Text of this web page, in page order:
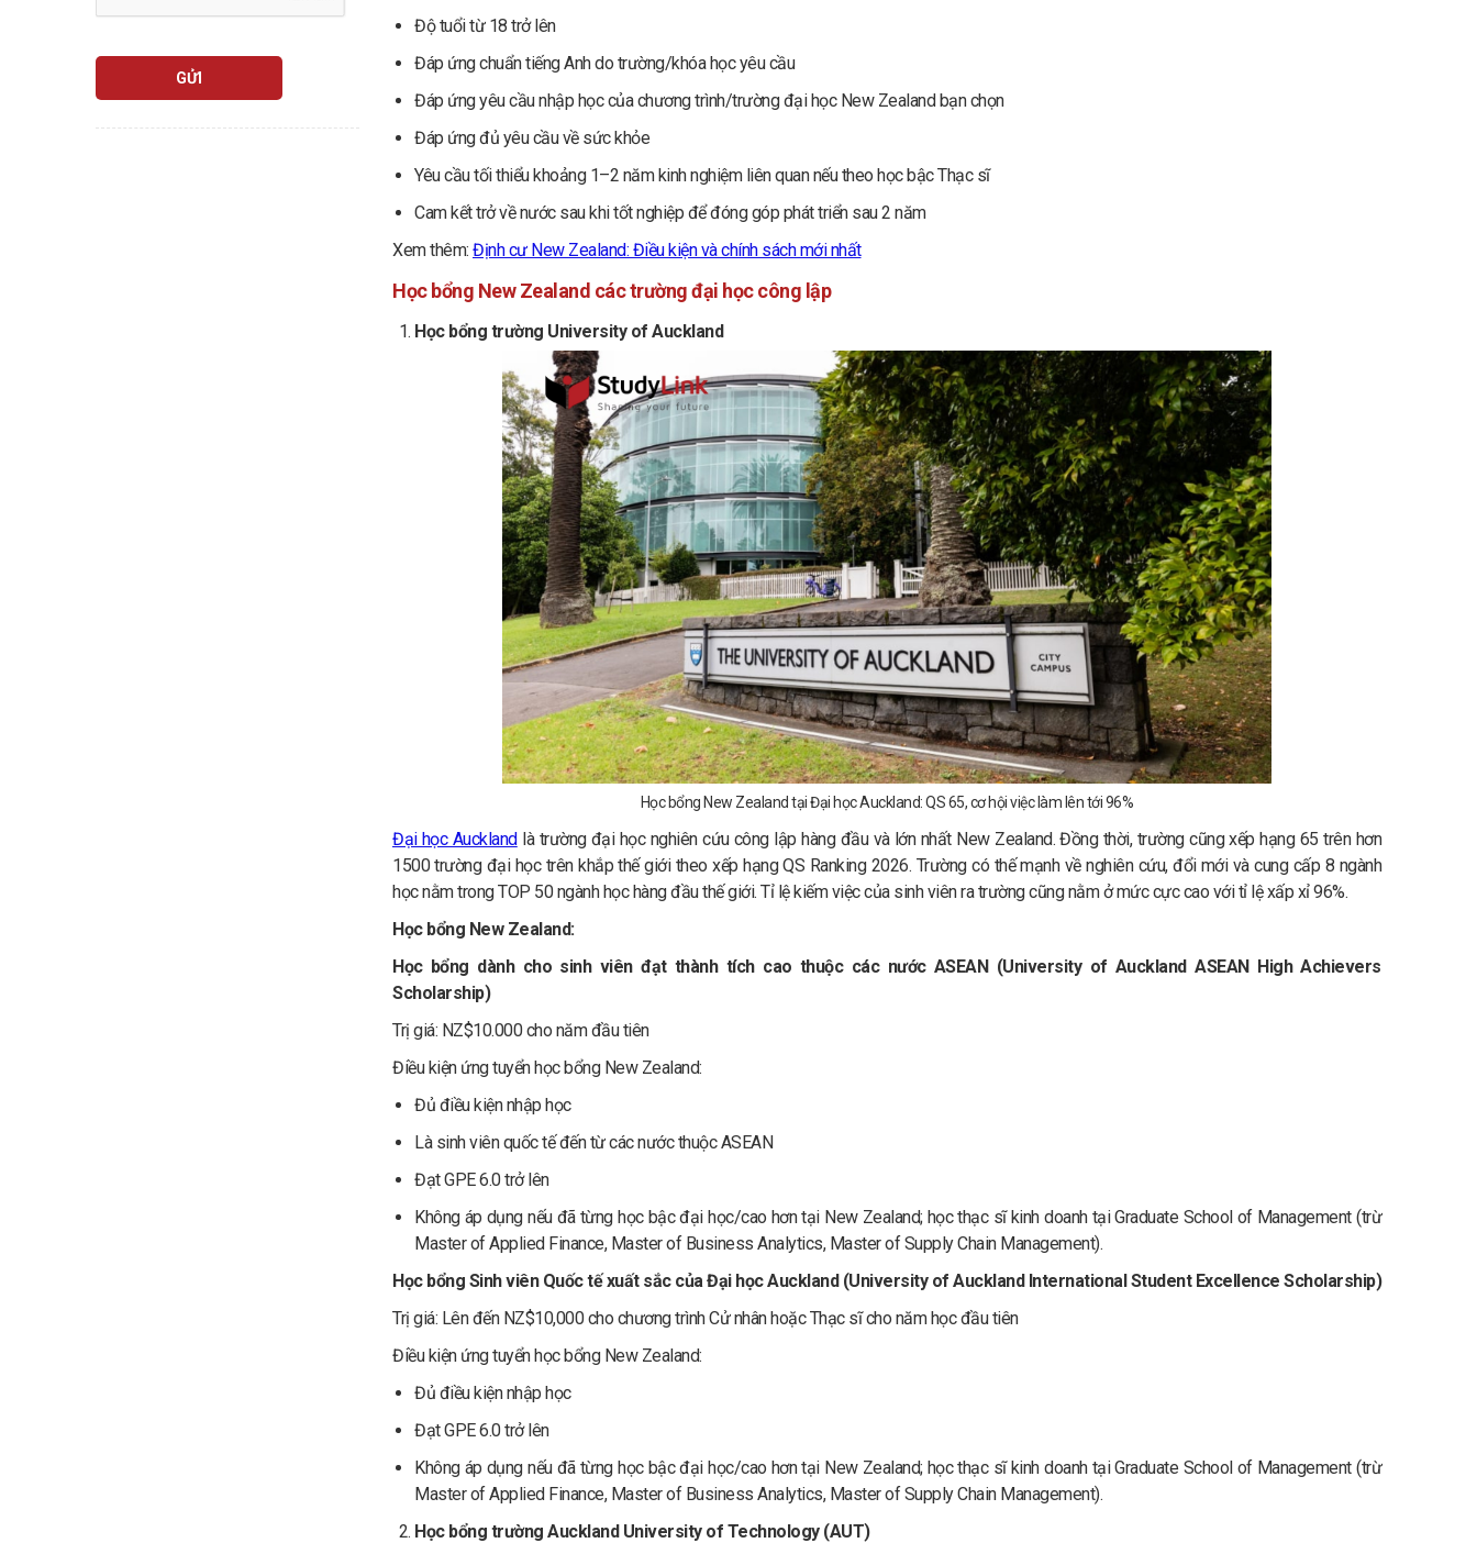
GỬI
Độ tuổi từ 18 trở lên
Đáp ứng chuẩn tiếng Anh do trường/khóa học yêu cầu
Đáp ứng yêu cầu nhập học của chương trình/trường đại học New Zealand bạn chọn
Đáp ứng đủ yêu cầu về sức khỏe
Yêu cầu tối thiểu khoảng 1–2 năm kinh nghiệm liên quan nếu theo học bậc Thạc sĩ
Cam kết trở về nước sau khi tốt nghiệp để đóng góp phát triển sau 2 năm
Xem thêm: Định cư New Zealand: Điều kiện và chính sách mới nhất
Học bổng New Zealand các trường đại học công lập
Học bổng trường University of Auckland
Học bổng New Zealand tại Đại học Auckland: QS 65, cơ hội việc làm lên tới 96%
Đại học Aucklandlà trường đại học nghiên cứu công lập hàng đầu và lớn nhất New Zealand. Đồng thời, trường cũng xếp hạng 65 trên hơn
1500 trường đại học trên khắp thế giới theo xếp hạng QS Ranking 2026. Trường có thế mạnh về nghiên cứu, đổi mới và cung cấp 8 ngành
học nằm trong TOP 50 ngành học hàng đầu thế giới. Tỉ lệ kiếm việc của sinh viên ra trường cũng nằm ở mức cực cao với tỉ lệ xấp xỉ 96%.
Học bổng New Zealand:
Học bổng dành cho sinh viên đạt thành tích cao thuộc các nước ASEAN (University of Auckland ASEAN High Achievers
Scholarship)
Trị giá: NZ$10.000 cho năm đầu tiên
Điều kiện ứng tuyển học bổng New Zealand:
Đủ điều kiện nhập học
Là sinh viên quốc tế đến từ các nước thuộc ASEAN
Đạt GPE 6.0 trở lên
Không áp dụng nếu đã từng học bậc đại học/cao hơn tại New Zealand; học thạc sĩ kinh doanh tại Graduate School of Management (trừ
Master of Applied Finance, Master of Business Analytics, Master of Supply Chain Management).
Học bổng Sinh viên Quốc tế xuất sắc của Đại học Auckland (University of Auckland International Student Excellence Scholarship)
Trị giá: Lên đến NZ$10,000 cho chương trình Cử nhân hoặc Thạc sĩ cho năm học đầu tiên
Điều kiện ứng tuyển học bổng New Zealand:
Đủ điều kiện nhập học
Đạt GPE 6.0 trở lên
Không áp dụng nếu đã từng học bậc đại học/cao hơn tại New Zealand; học thạc sĩ kinh doanh tại Graduate School of Management (trừ
Master of Applied Finance, Master of Business Analytics, Master of Supply Chain Management).
Học bổng trường Auckland University of Technology (AUT)